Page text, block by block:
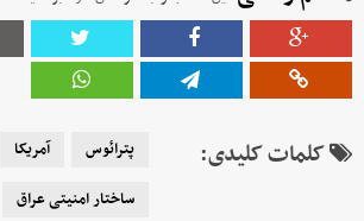
کلمات کلیدی: پترائوس
آمریکا
ساختار امنیتی عراق